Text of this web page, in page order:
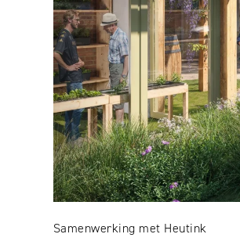
Samenwerking met Heutink